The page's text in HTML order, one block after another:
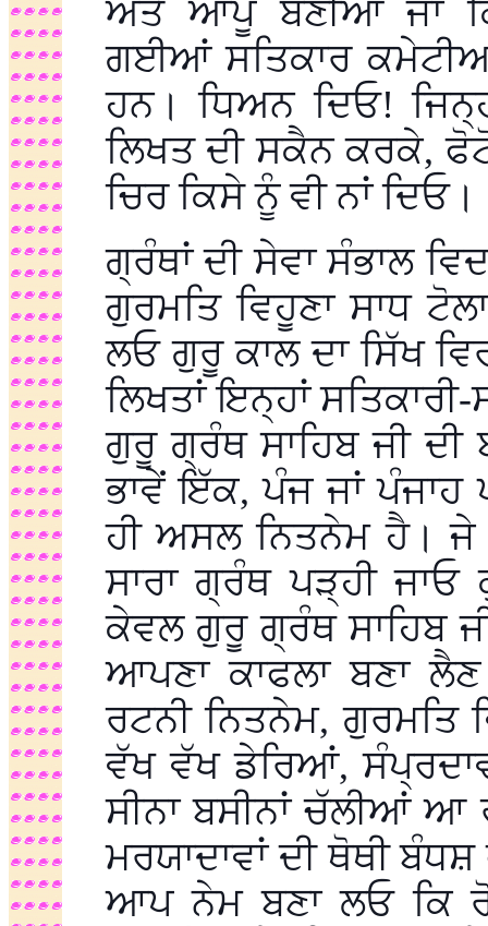
ਅਤੇ ਆਪੂੰ ਬਣੀਆਂ ਜਾਂ
ਗਈਆਂ ਸਤਿਕਾਰ
ਹਨ। ਧਿਅਨ ਦਿਓ!
ਲਿਖਤ ਦੀ ਸਕੈਨ ਕਰਕੇ,
ਚਿਰ ਕਿਸੇ ਨੂੰ ਵੀ ਨਾਂ ਦਿਓ।
ਗ੍ਰੰਥਾਂ ਦੀ ਸੇਵਾ ਸੰਭਾਲ
ਗੁਰਮਤਿ ਵਿਹੂਣਾ ਸਾਧ
ਲਓ ਗੁਰੂ ਕਾਲ ਦਾ ਸਿੱਖ
ਲਿਖਤਾਂ ਇਨ੍ਹਾਂ
ਗੁਰੂ ਗ੍ਰੰਥ ਸਾਹਿਬ ਜੀ ਦੀ
ਭਾਵੇਂ ਇੱਕ, ਪੰਜ ਜਾਂ ਪੰਜਾਹ
ਹੀ ਅਸਲ ਨਿਤਨੇਮ ਹੈ। ਜੇ
ਸਾਰਾ ਗ੍ਰੰਥ ਪੜ੍ਹੀ ਜਾਓ
ਕੇਵਲ ਗੁਰੂ ਗ੍ਰੰਥ ਸਾਹਿਬ
ਆਪਣਾ ਕਾਫਲਾ ਬਣਾ
ਰਟਨੀ ਨਿਤਨੇਮ,
ਵੱਖ ਵੱਖ ਡੇਰਿਆਂ,
ਸੀਨਾ ਬਸੀਨਾਂ ਚੱਲੀਆਂ ਆ
ਮਰਯਾਦਾਵਾਂ ਦੀ ਥੋਥੀ
ਆਪ ਨੇਮ ਬਣਾ ਲਓ ਕਿ